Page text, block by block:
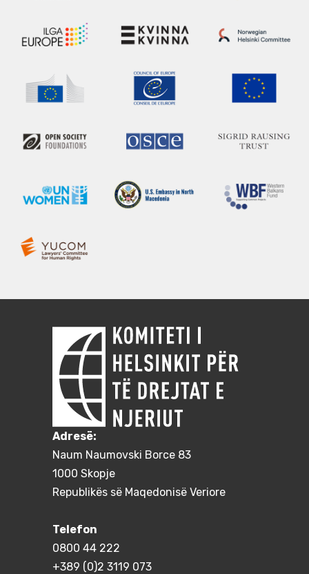
Adresë:
Naum Naumovski Borce 83
1000 Skopje
Republikës së Maqedonisë Veriore
Telefon
0800 44 222
+389 (0)2 3119 073